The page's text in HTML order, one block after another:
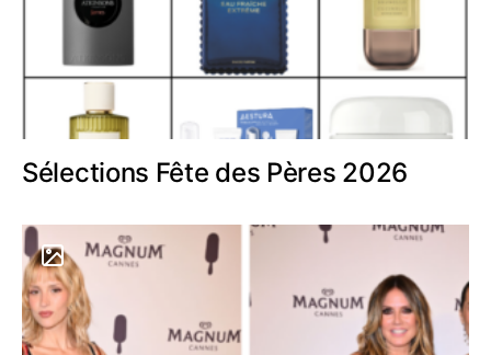
Sélections Fête des Pères 2026